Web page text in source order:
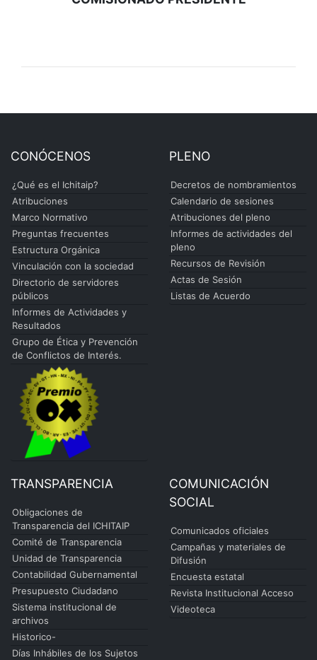
CONÓCENOS
¿Qué es el Ichitaip?
Atribuciones
Marco Normativo
Preguntas frecuentes
Estructura Orgánica
Vinculación con la sociedad
Directorio de servidores
públicos
Informes de Actividades y
Resultados
Grupo de Ética y Prevención
de Conflictos de Interés.
PLENO
Decretos de nombramientos
Calendario de sesiones
Atribuciones del pleno
Informes de actividades del
pleno
Recursos de Revisión
Actas de Sesión
Listas de Acuerdo
TRANSPARENCIA
Obligaciones de
Transparencia del ICHITAIP
Comité de Transparencia
Unidad de Transparencia
Contabilidad Gubernamental
Presupuesto Ciudadano
Sistema institucional de
archivos
Historico-
Días Inhábiles de los Sujetos
COMUNICACIÓN
SOCIAL
Comunicados oficiales
Campañas y materiales de
Difusión
Encuesta estatal
Revista Institucional Acceso
Videoteca